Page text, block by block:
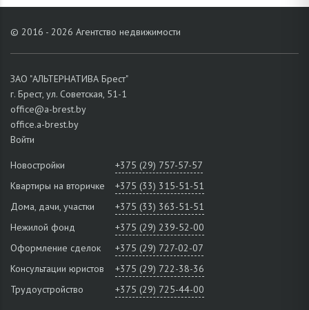
© 2016 - 2026 Агентство недвижимости
ЗАО "АЛЬТЕРНАТИВА Брест"
г. Брест, ул. Советская, 51-1
office@a-brest.by
office.a-brest.by
Войти
Новостройки
+375 (29) 757-57-57
Квартиры на вторичке
+375 (33) 315-51-51
Дома, дачи, участки
+375 (33) 363-51-51
Нежилой фонд
+375 (29) 239-52-00
Оформление сделок
+375 (29) 727-02-07
Консультации юристов
+375 (29) 722-38-36
Трудоустройство
+375 (29) 725-44-00